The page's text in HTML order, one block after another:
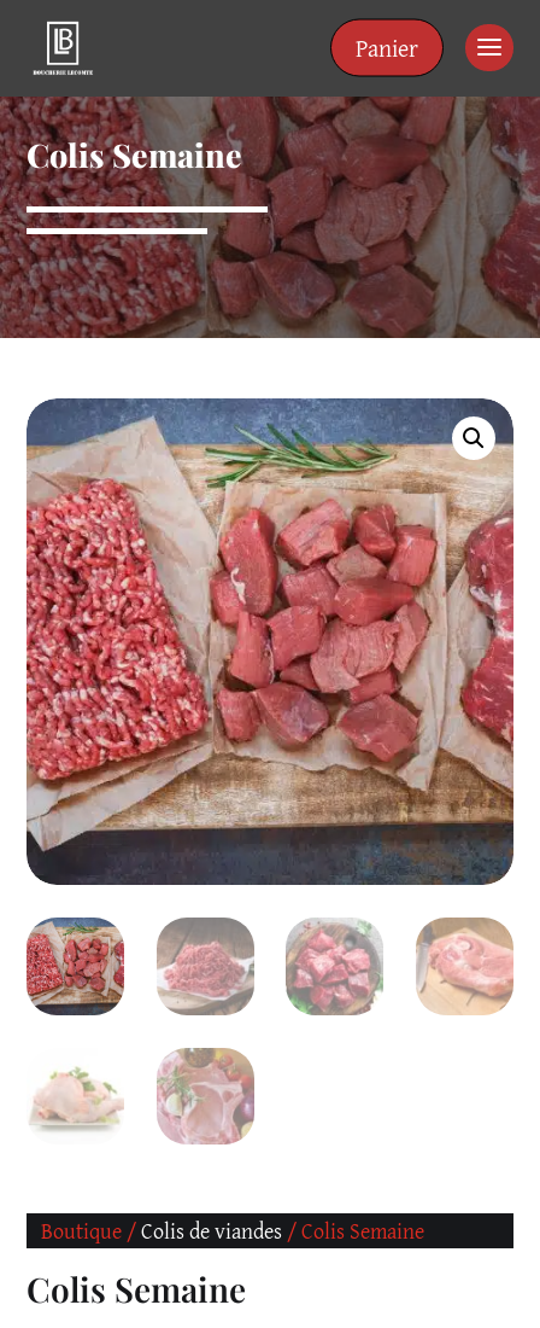
Panneau de gestion des cookies
Panier
Colis Semaine
Boutique /Colis de viandes/ Colis Semaine
Colis Semaine